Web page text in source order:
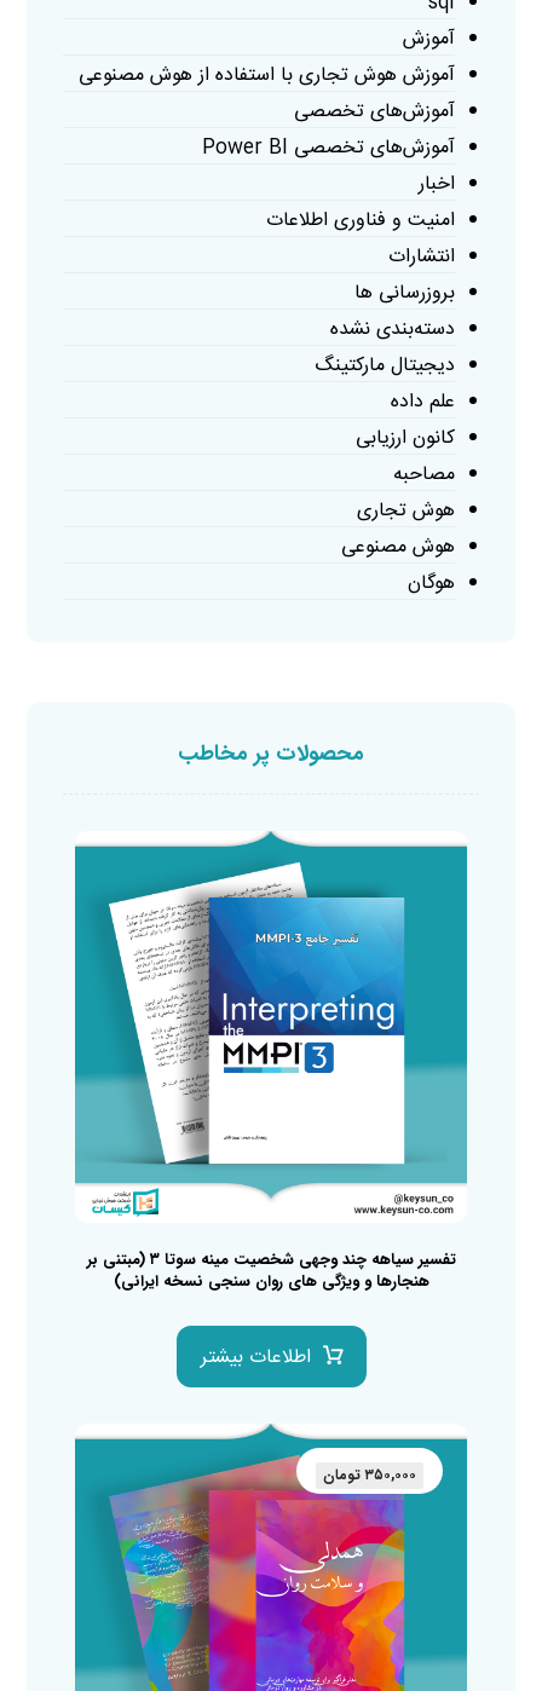
آموزش
آموزش هوش تجاری با استفاده از هوش مصنوعی
آموزش‌های تخصصی
آموزش‌های تخصصی Power BI
اخبار
امنیت و فناوری اطلاعات
انتشارات
بروزرسانی ها
دسته‌بندی نشده
دیجیتال مارکتینگ
علم داده
کانون ارزیابی
مصاحبه
هوش تجاری
هوش مصنوعی
هوگان
محصولات پر مخاطب
تفسیر سیاهه چند وجهی شخصیت مینه سوتا ۳ (مبتنی بر
هنجارها و ویژگی های روان سنجی نسخه ایرانی)
اطلاعات بیشتر
۳۵۰,۰۰۰ تومان